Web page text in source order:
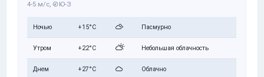
4-5 м/с,
Ю-З
Ночью +15°C Пасмурно
Утром +22°C Небольшая облачность
Днем +27°C Облачно